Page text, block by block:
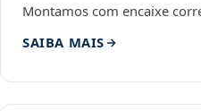
Montamos com encaixe
SAIBA MAIS